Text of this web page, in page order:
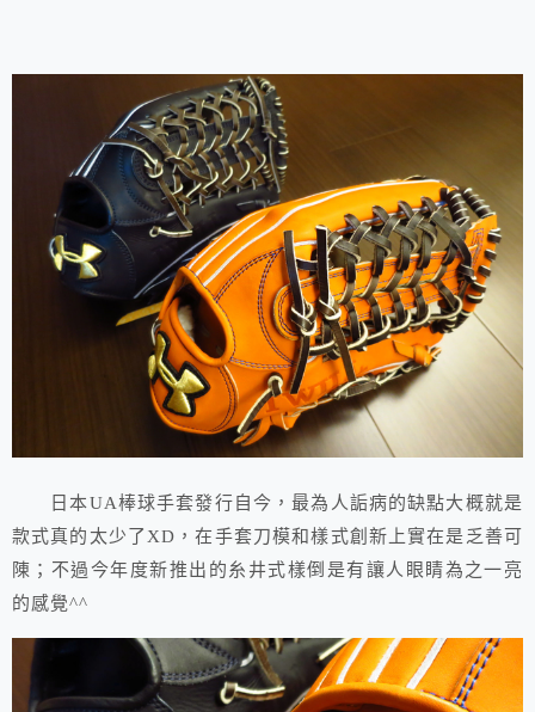
日本UA棒球手套發行自今，最為人詬病的缺點大概就是
款式真的太少了XD，在手套刀模和樣式創新上實在是乏善可
陳；不過今年度新推出的糸井式樣倒是有讓人眼睛為之一亮
的感覺^^